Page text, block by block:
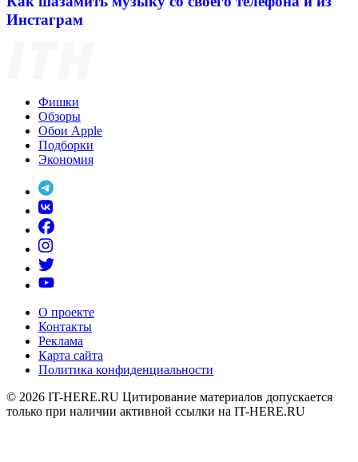
Инстаграм
Фишки
Обзоры
Обои Apple
Подборки
Экономия
О проекте
Контакты
Реклама
Карта сайта
Политика конфиденциальности
© 2026 IT-HERE.RU Цитирование материалов допускается
только при наличии активной ссылки на IT-HERE.RU